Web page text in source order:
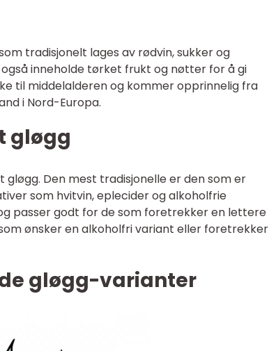
tradisjonelt lages av rødvin, sukker og
inneholde tørket frukt og nøtter for å gi
til middelalderen og kommer opprinnelig fra
i Nord-Europa.
gløgg
Den mest tradisjonelle er den som er
som hvitvin, eplecider og alkoholfrie
passer godt for de som foretrekker en lettere
ønsker en alkoholfri variant eller foretrekker
gløgg-varianter